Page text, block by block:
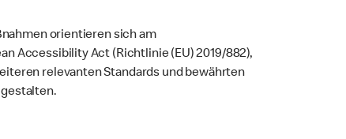
orientieren sich am
Accessibility Act (Richtlinie (EU) 2019/882),
relevanten Standards und bewährten